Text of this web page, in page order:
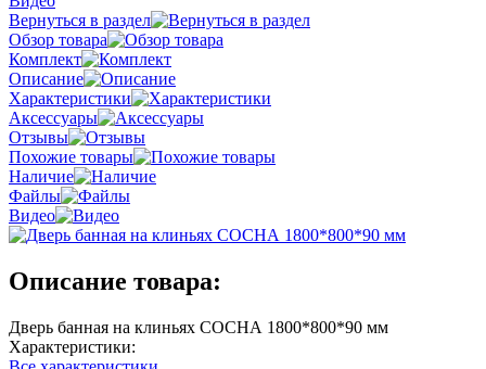
Вернуться в раздел
Обзор товара
Комплект
Описание
Характеристики
Аксессуары
Отзывы
Похожие товары
Наличие
Файлы
Видео
Описание товара:
Дверь банная на клиньях СОСНА 1800*800*90 мм
Характеристики: